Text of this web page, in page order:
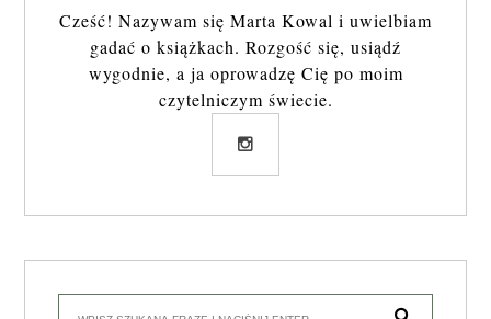
Cześć! Nazywam się Marta Kowal i uwielbiam
gadać o książkach. Rozgość się, usiądź
wygodnie, a ja oprowadzę Cię po moim
czytelniczym świecie.